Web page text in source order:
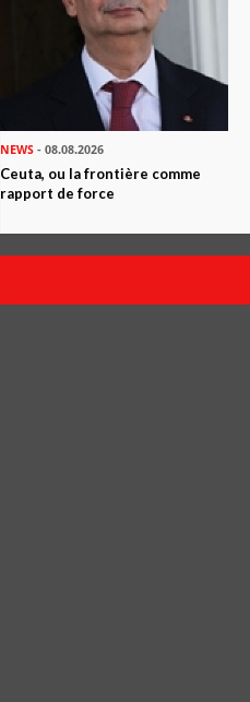
NEWS - 08.08.2026
Ceuta, ou la frontière comme
rapport de force